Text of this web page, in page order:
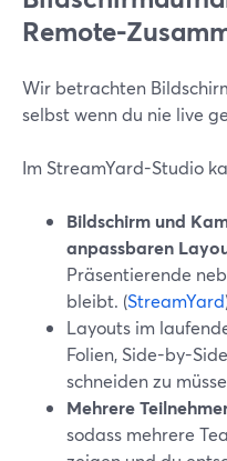
Remote-
Wir betrachten
selbst wenn du nie live
Im StreamYard-Studio
Bildschirm und
anpassbaren
Präsentierende
bleibt. (StreamYard
Layouts im
Folien, Side-by-
schneiden zu
Mehrere
sodass mehrere